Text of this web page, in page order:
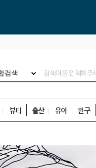
뷰티 출산 유아 완구